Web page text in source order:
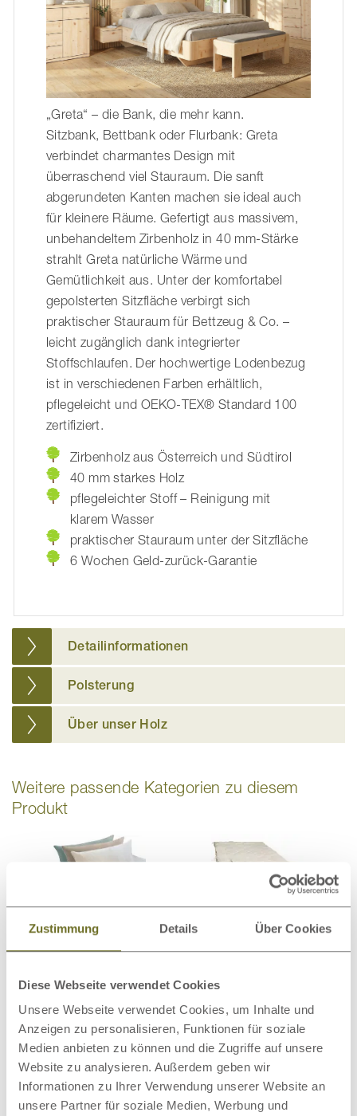
Zustimmung Details Über Cookies
Diese Webseite verwendet Cookies
Unsere Webseite verwendet Cookies, um Inhalte und
Anzeigen zu personalisieren, Funktionen für soziale
Medien anbieten zu können und die Zugriffe auf unsere
Website zu analysieren. Außerdem geben wir
Informationen zu Ihrer Verwendung unserer Website an
unsere Partner für soziale Medien, Werbung und
„Greta“ – die Bank, die mehr kann.
Sitzbank, Bettbank oder Flurbank: Greta
verbindet charmantes Design mit
überraschend viel Stauraum. Die sanft
abgerundeten Kanten machen sie ideal auch
für kleinere Räume. Gefertigt aus massivem,
unbehandeltem Zirbenholz in 40 mm-Stärke
strahlt Greta natürliche Wärme und
Gemütlichkeit aus. Unter der komfortabel
gepolsterten Sitzfläche verbirgt sich
praktischer Stauraum für Bettzeug & Co. –
leicht zugänglich dank integrierter
Stoffschlaufen. Der hochwertige Lodenbezug
ist in verschiedenen Farben erhältlich,
pflegeleicht und OEKO-TEX® Standard 100
zertifiziert.
Zirbenholz aus Österreich und Südtirol
40 mm starkes Holz
pflegeleichter Stoff – Reinigung mit
klarem Wasser
praktischer Stauraum unter der Sitzfläche
6 Wochen Geld-zurück-Garantie
Detailinformationen
Polsterung
Über unser Holz
Weitere passende Kategorien zu diesem
Produkt
Matratzenschoner Wollteppiche